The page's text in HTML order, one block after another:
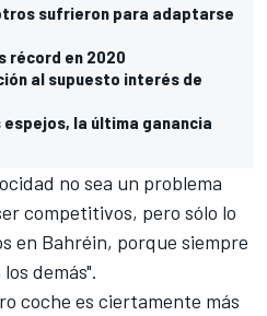
sufrieron para adaptarse
récord en 2020
al supuesto interés de
la última ganancia
no sea un problema
competitivos, pero sólo lo
en Bahréin, porque siempre
demás".
coche es ciertamente más